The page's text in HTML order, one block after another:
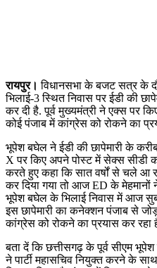
रायपुर। विधानसभा के बजट सत्र के
भिलाई-3 स्थित निवास पर ईडी की
कर दी है. पूर्व मुख्यमंत्री ने एक्स पर
कोई पंजाब में कांग्रेस को रोकने का
भूपेश बघेल ने ईडी की छापेमारी के
X पर किए अपने पोस्ट में सेक्स सीडी
करते हुए कहा कि सात वर्षों से चले आ
कर दिया गया तो आज ED के मेहमानों
भूपेश बघेल के भिलाई निवास में आज
इस छापेमारी का कनेक्शन पंजाब से
कांग्रेस को रोकने का प्रयास कर रहा
बता दें कि छत्तीसगढ़ के पूर्व सीएम
ने पार्टी महासचिव नियुक्त करने के